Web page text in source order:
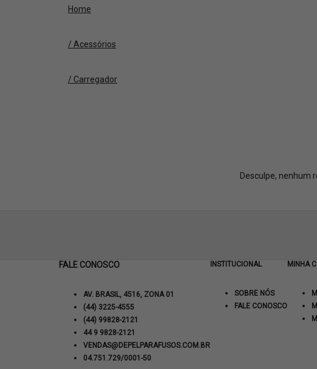
Home
/ Acessórios
/ Carregador
Desculpe, nenhum
FALE CONOSCO
AV. BRASIL, 4516, ZONA 01
(44) 3225-4555
(44) 99828-2121
44 9 9828-2121
VENDAS@DEPELPARAFUSOS.COM.BR
04.751.729/0001-50
INSTITUCIONAL
SOBRE NÓS
FALE CONOSCO
MINHA